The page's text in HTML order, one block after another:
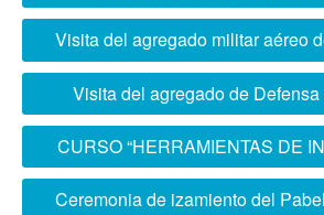
DESPUÉS
Visita del agregado militar aéreo
Visita del agregado de
España
CURSO “HERRAMIENTAS DE
ARTIFICIAL PARA EL SISTEMA
Ceremonia de izamiento del